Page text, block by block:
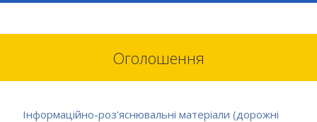
Оголошення
Інформаційно-роз'яснювальні матеріали (дорожні